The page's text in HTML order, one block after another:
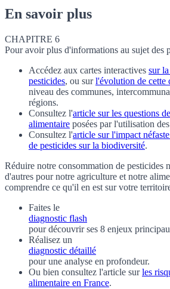
En savoir plus
CHAPITRE 6
Pour avoir plus d'informations au sujet des
Accédez aux cartes interactives sur
pesticides, ou surl'évolution de cette
niveau des communes,
régions.
Consultez l'article sur les questions
alimentaire posées par l'utilisation
Consultez l'article sur l'impact
de pesticides sur la biodiversité.
Réduire notre consommation de pesticides
d'autres pour notre agriculture et notre
comprendre ce qu'il en est sur votre
Faites le
diagnostic flash
pour découvrir ses 8 enjeux
Réalisez un
diagnostic détaillé
pour une analyse en profondeur.
Ou bien consultez l'article surles
alimentaire en France.